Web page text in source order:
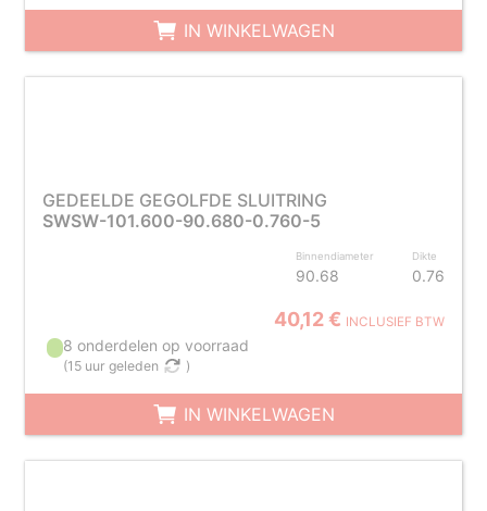
IN WINKELWAGEN
GEDEELDE GEGOLFDE SLUITRING
SWSW-101.600-90.680-0.760-5
Binnendiameter
90.68
Dikte
0.76
40,12 € INCLUSIEF BTW
8 onderdelen op voorraad
(15 uur geleden )
IN WINKELWAGEN